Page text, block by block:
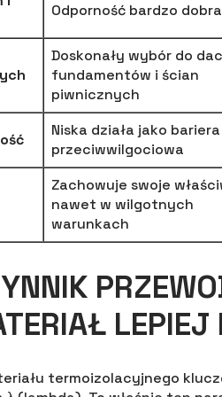
Odporność bardzo dobra
Doskonały wybór do
fundamentów i ścian
piwnicznych
Niska działa jako bariera
przeciwwilgociowa
Zachowuje swoje
nawet w wilgotnych
warunkach
termoizolacyjnego